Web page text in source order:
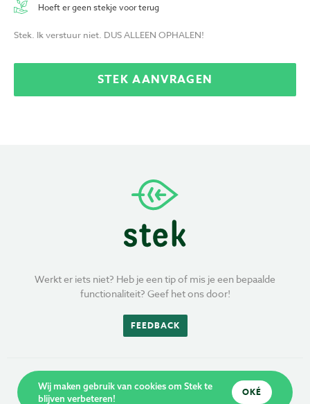
Hoeft er geen stekje voor terug
Stek. Ik verstuur niet. DUS ALLEEN OPHALEN!
STEK AANVRAGEN
Werkt er iets niet? Heb je een tip of mis je een bepaalde
functionaliteit? Geef het ons door!
FEEDBACK
Wij maken gebruik van cookies om Stek te
blijven verbeteren!
OKÉ